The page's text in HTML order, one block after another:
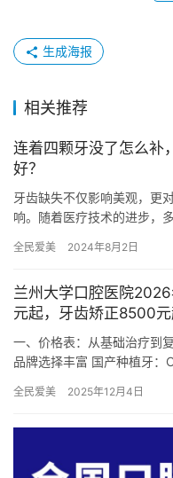
生成海报
相关推荐
连着四颗牙没了怎么补
好？
牙齿缺失不仅影响美观，更
响。随着医疗技术的进步，
义齿与…
全民爱美 2024年8月2日
兰州大学口腔医院
元起，牙齿矫正8500元
一、价格表：从基础治疗到
品牌选择丰富 国产种植牙
全民爱美 2025年12月4日